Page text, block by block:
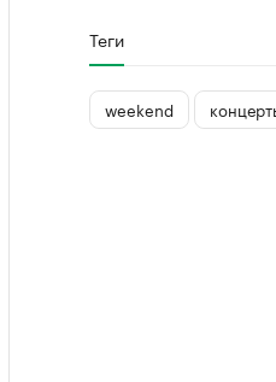
Теги
weekend